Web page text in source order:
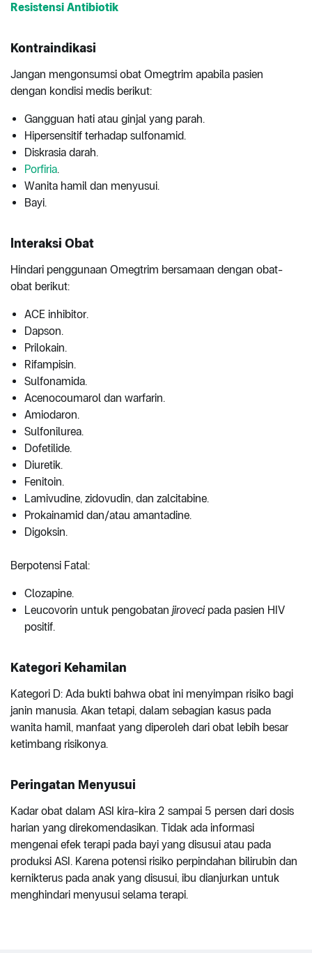
Resistensi Antibiotik
Kontraindikasi
Jangan mengonsumsi obat Omegtrim apabila pasien
dengan kondisi medis berikut:
Gangguan hati atau ginjal yang parah.
Hipersensitif terhadap sulfonamid.
Diskrasia darah.
Porfiria.
Wanita hamil dan menyusui.
Bayi.
Interaksi Obat
Hindari penggunaan Omegtrim bersamaan dengan obat-
obat berikut:
ACE inhibitor.
Dapson.
Prilokain.
Rifampisin.
Sulfonamida.
Acenocoumarol dan warfarin.
Amiodaron.
Sulfonilurea.
Dofetilide.
Diuretik.
Fenitoin.
Lamivudine, zidovudin, dan zalcitabine.
Prokainamid dan/atau amantadine.
Digoksin.
Berpotensi Fatal:
Clozapine.
Leucovorin untuk pengobatan jiroveci pada pasien HIV
positif.
Kategori Kehamilan
Kategori D: Ada bukti bahwa obat ini menyimpan risiko bagi
janin manusia. Akan tetapi, dalam sebagian kasus pada
wanita hamil, manfaat yang diperoleh dari obat lebih besar
ketimbang risikonya.
Peringatan Menyusui
Kadar obat dalam ASI kira-kira 2 sampai 5 persen dari dosis
harian yang direkomendasikan. Tidak ada informasi
mengenai efek terapi pada bayi yang disusui atau pada
produksi ASI. Karena potensi risiko perpindahan bilirubin dan
kernikterus pada anak yang disusui, ibu dianjurkan untuk
menghindari menyusui selama terapi.